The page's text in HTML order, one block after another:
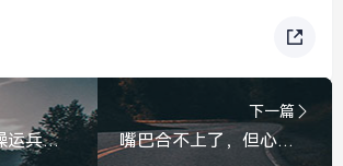
辟谣，亳州曹操运兵道大开挖系谣言，实为保护性修缮与智慧升级
下一篇
嘴巴合不上了，但心必须合上，高考前的一场断骨意外